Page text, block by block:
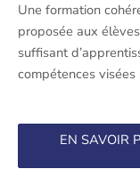
Une formation
proposée aux
suffisant
compétences
EN SAVOIR